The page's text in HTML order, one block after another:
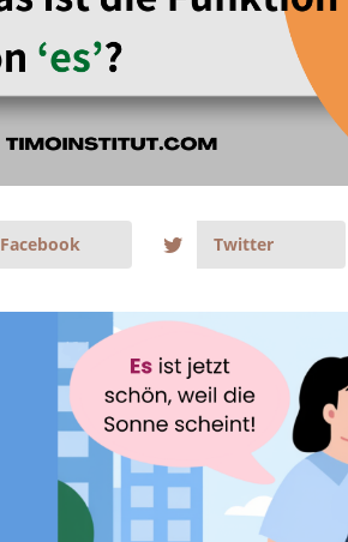
Facebook Twitter